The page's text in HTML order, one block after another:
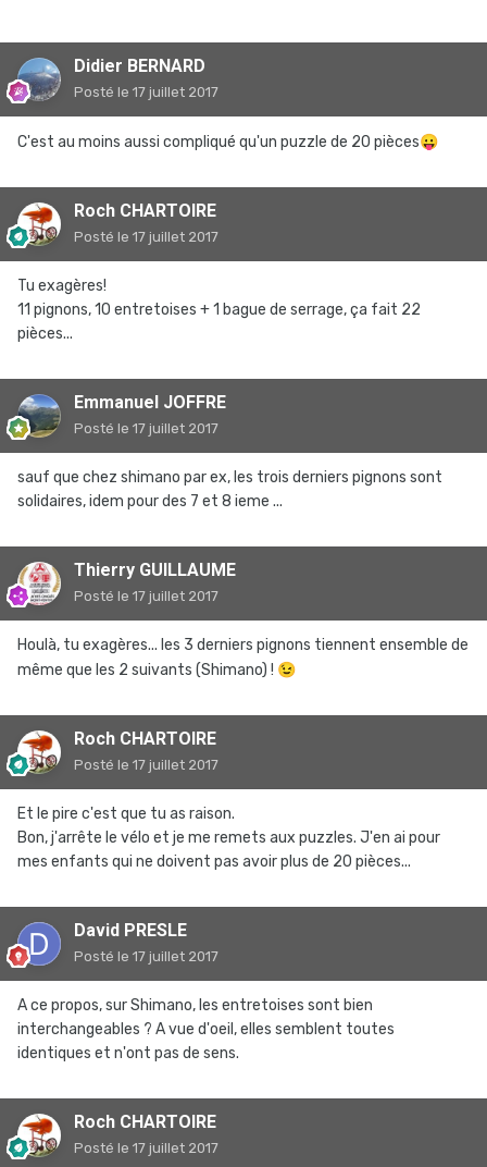
Didier BERNARD
Posté le 17 juillet 2017
C'est au moins aussi compliqué qu'un puzzle de 20 pièces😛
Roch CHARTOIRE
Posté le 17 juillet 2017
Tu exagères!
11 pignons, 10 entretoises + 1 bague de serrage, ça fait 22
pièces...
Emmanuel JOFFRE
Posté le 17 juillet 2017
sauf que chez shimano par ex, les trois derniers pignons sont
solidaires, idem pour des 7 et 8 ieme ...
Thierry GUILLAUME
Posté le 17 juillet 2017
Houlà, tu exagères... les 3 derniers pignons tiennent ensemble de
même que les 2 suivants (Shimano) ! 😉
Roch CHARTOIRE
Posté le 17 juillet 2017
Et le pire c'est que tu as raison.
Bon, j'arrête le vélo et je me remets aux puzzles. J'en ai pour
mes enfants qui ne doivent pas avoir plus de 20 pièces...
David PRESLE
Posté le 17 juillet 2017
A ce propos, sur Shimano, les entretoises sont bien
interchangeables ? A vue d'oeil, elles semblent toutes
identiques et n'ont pas de sens.
Roch CHARTOIRE
Posté le 17 juillet 2017